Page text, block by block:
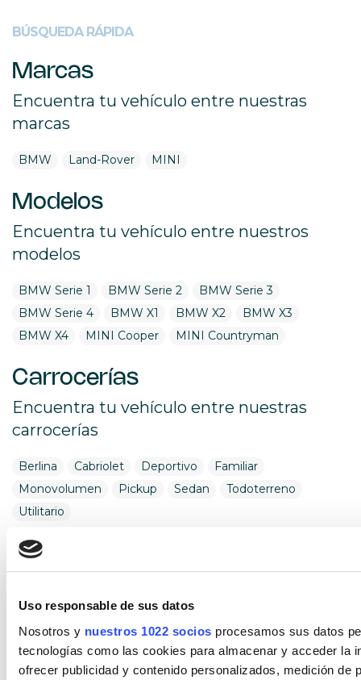
Uso responsable de sus datos
Nosotros y nuestros 1022 socios procesamos sus datos
tecnologías como las cookies para almacenar y acceder la
ofrecer publicidad y contenido personalizados, medición de
BÚSQUEDA RÁPIDA
Marcas
Encuentra tu vehículo entre nuestras
marcas
BMW Land-Rover MINI
Modelos
Encuentra tu vehículo entre nuestros
modelos
BMW Serie 1 BMW Serie 2
BMW Serie 3
BMW Serie 4
BMW X1 BMW X2
BMW X3
BMW X4
MINI Cooper MINI Countryman
Carrocerías
Encuentra tu vehículo entre nuestras
carrocerías
Berlina Cabriolet Deportivo
Familiar
Monovolumen
Pickup Sedan
Todoterreno
Utilitario
Combustible
Híbrido (Gasolina)
Híbrido enchufable